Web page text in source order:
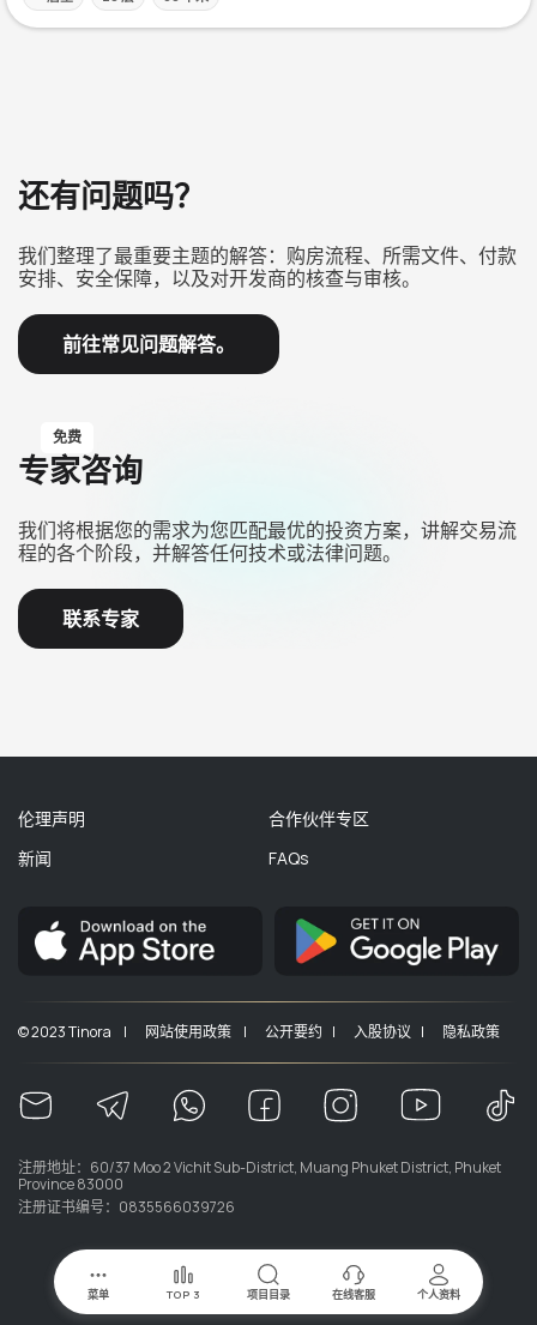
菜单 TOP 3 项目目录 在线客服 个人资料
还有问题吗？
我们整理了最重要主题的解答：购房流程、所需文件、付款
安排、安全保障，以及对开发商的核查与审核。
前往常见问题解答。
免费
专家咨询
我们将根据您的需求为您匹配最优的投资方案，讲解交易流
程的各个阶段，并解答任何技术或法律问题。
联系专家
伦理声明
新闻
合作伙伴专区
FAQs
© 2023 Tinora | 网站使用政策 | 公开要约 | 入股协议 | 隐私政策
注册地址：60/37 Moo 2 Vichit Sub-District, Muang Phuket District, Phuket
Province 83000
注册证书编号：0835566039726